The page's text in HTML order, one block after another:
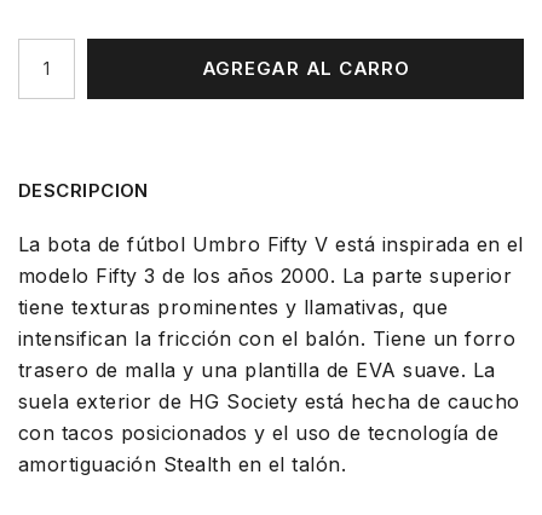
AGREGAR AL CARRO
DESCRIPCION
La bota de fútbol Umbro Fifty V está inspirada en el
modelo Fifty 3 de los años 2000. La parte superior
tiene texturas prominentes y llamativas, que
intensifican la fricción con el balón. Tiene un forro
trasero de malla y una plantilla de EVA suave. La
suela exterior de HG Society está hecha de caucho
con tacos posicionados y el uso de tecnología de
amortiguación Stealth en el talón.